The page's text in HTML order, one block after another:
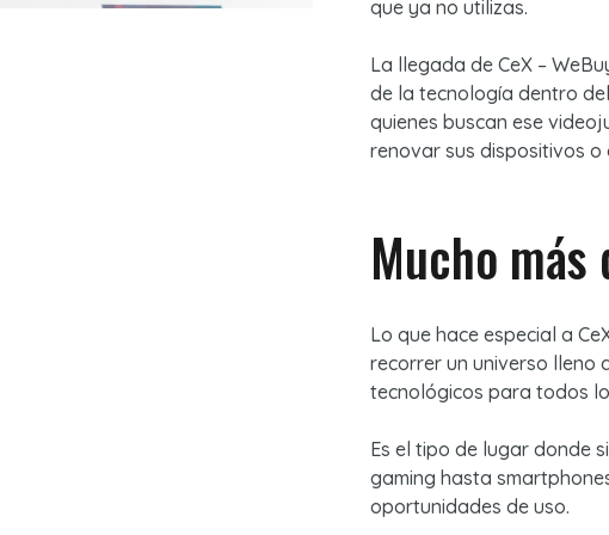
que ya no utilizas.
La llegada de CeX –
de la tecnología dentro
quienes buscan ese
renovar sus dispositivos
Mucho
Lo que hace especial a
recorrer un universo lleno
tecnológicos para todos
Es el tipo de lugar donde
gaming hasta
oportunidades de uso.